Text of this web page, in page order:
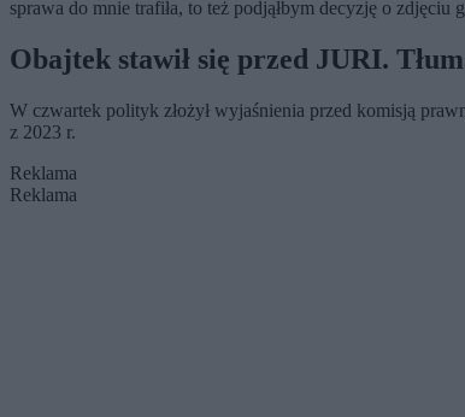
sprawa do mnie trafiła, to też podjąłbym decyzję o zdjęciu
Obajtek stawił się przed JURI.
W czwartek polityk złożył wyjaśnienia przed komisją
z 2023 r.
Reklama
Reklama